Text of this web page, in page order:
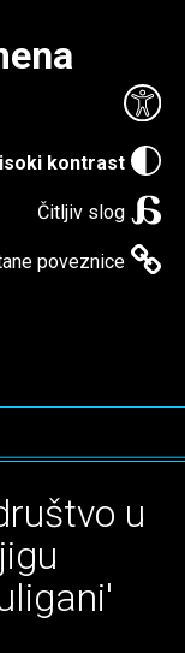
kontrast
Čitljiv slog
poveznice
u